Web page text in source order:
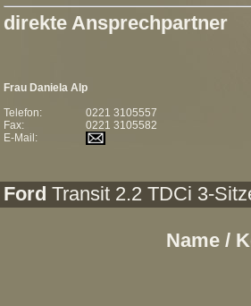
direkte Ansprechpartner
Frau Daniela Alp
Telefon:
Fax:
E-Mail:
0221 3105557
0221 3105582
Ford Transit 2.2 TDCi 3-
Name /